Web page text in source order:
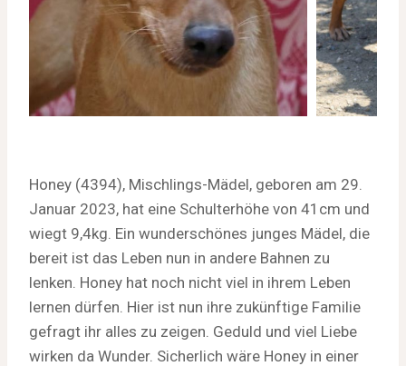
Honey (4394), Mischlings-Mädel, geboren am 29.
Januar 2023, hat eine Schulterhöhe von 41cm und
wiegt 9,4kg. Ein wunderschönes junges Mädel, die
bereit ist das Leben nun in andere Bahnen zu
lenken. Honey hat noch nicht viel in ihrem Leben
lernen dürfen. Hier ist nun ihre zukünftige Familie
gefragt ihr alles zu zeigen. Geduld und viel Liebe
wirken da Wunder. Sicherlich wäre Honey in einer